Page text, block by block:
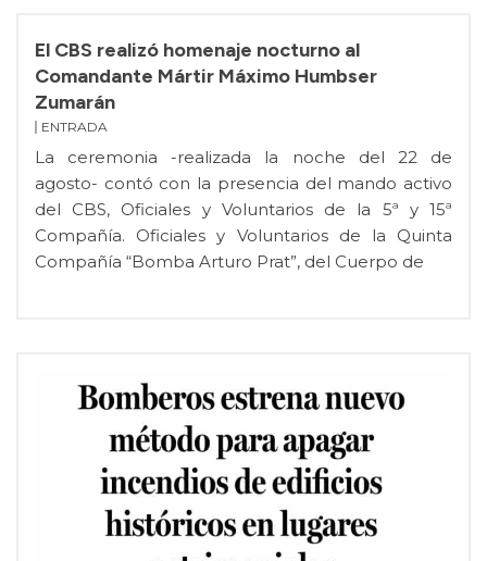
El CBS realizó homenaje nocturno al
Comandante Mártir Máximo Humbser
Zumarán
ENTRADA
La ceremonia -realizada la noche del 22 de
agosto- contó con la presencia del mando activo
del CBS, Oficiales y Voluntarios de la 5ª y 15ª
Compañía. Oficiales y Voluntarios de la Quinta
Compañía “Bomba Arturo Prat”, del Cuerpo de